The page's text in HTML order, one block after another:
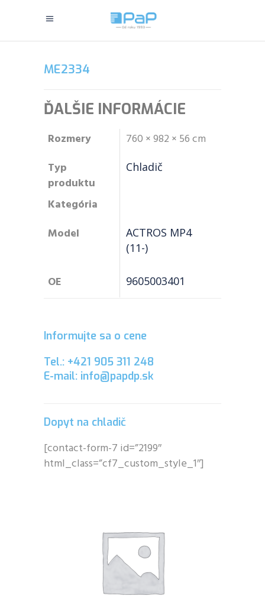
ME2334
ĎALŠIE INFORMÁCIE
Rozmery
760 × 982 × 56 cm
Typ
produktu
Chladič
Kategória
Model
ACTROS MP4
(11-)
OE 9605003401
Informujte sa o cene
Tel.: +421 905 311 248
E-mail: info@papdp.sk
Dopyt na chladič
[contact-form-7 id=”2199″
html_class=”cf7_custom_style_1″]